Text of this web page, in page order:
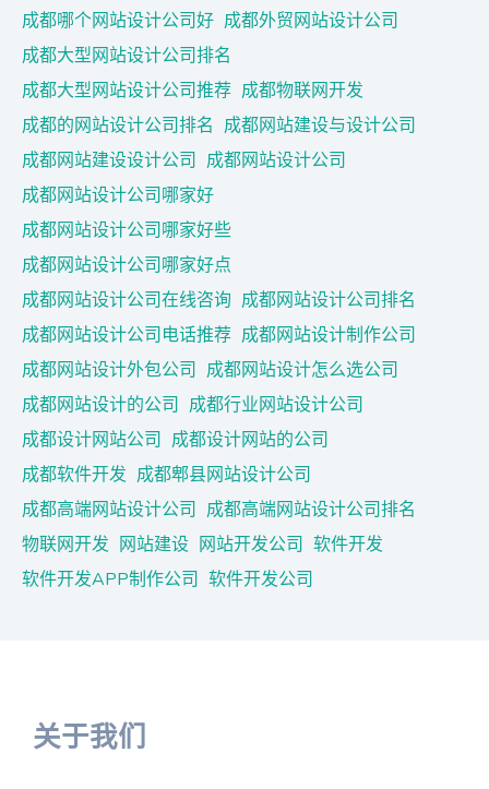
成都哪个网站设计公司好 成都外贸网站设计公司
成都大型网站设计公司排名
成都大型网站设计公司推荐 成都物联网开发
成都的网站设计公司排名 成都网站建设与设计公司
成都网站建设设计公司 成都网站设计公司
成都网站设计公司哪家好
成都网站设计公司哪家好些
成都网站设计公司哪家好点
成都网站设计公司在线咨询 成都网站设计公司排名
成都网站设计公司电话推荐 成都网站设计制作公司
成都网站设计外包公司 成都网站设计怎么选公司
成都网站设计的公司 成都行业网站设计公司
成都设计网站公司 成都设计网站的公司
成都软件开发 成都郫县网站设计公司
成都高端网站设计公司 成都高端网站设计公司排名
物联网开发 网站建设 网站开发公司 软件开发
软件开发APP制作公司 软件开发公司
关于我们